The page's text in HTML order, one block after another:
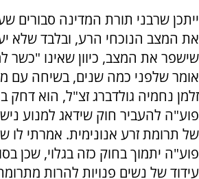
ייתכן שרבני תורת המדינה סבורים
את המצב הנוכחי הרע, ובלבד שלא
שישפר את המצב, כיוון שאינו "כשר
אומר שלפני כמה שנים, בשיחה עם
זלמן נחמיה גולדברג זצ"ל, הוא דחק
פוע"ה להעביר חוק שידאג למנוע
של תרומת זרע אנונימית. אמרתי לו
פוע"ה יתמוך בחוק כזה בגלוי, שכן
עידוד של נשים פנויות להרות